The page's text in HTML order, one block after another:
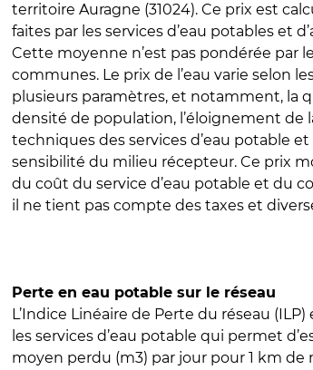
territoire Auragne (31024). Ce prix est
faites par les services d’eau potables et
Cette moyenne n’est pas pondérée par
communes. Le prix de l’eau varie selon
plusieurs paramètres, et notamment, la
densité de population, l’éloignement de
techniques des services d’eau potable et
sensibilité du milieu récepteur. Ce prix
du coût du service d’eau potable et du
il ne tient pas compte des taxes et
Perte en eau potable sur le réseau
L’Indice Linéaire de Perte du réseau
les services d’eau potable qui permet
moyen perdu (m3) par jour pour 1 km de